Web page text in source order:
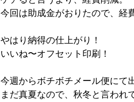
今回は助成金がおりたので、経
やはり納得の仕上がり！
いいね〜オフセット印刷！
今週からボチボチメール便にて
まだ真夏なので、秋冬と言われ